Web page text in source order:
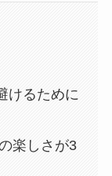
けるために
楽しさが3